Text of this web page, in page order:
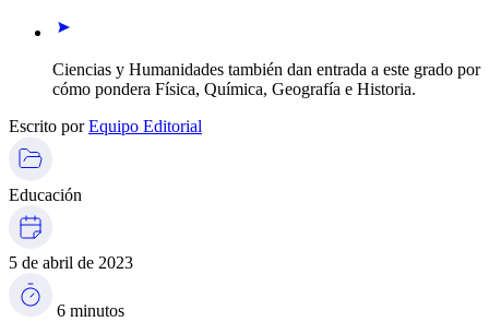
Ciencias y Humanidades también dan entrada a este grado por
cómo pondera Física, Química, Geografía e Historia.
Escrito porEquipo Editorial
Educación
5 de abril de 2023
6 minutos